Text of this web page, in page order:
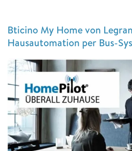
Bticino My Home von
Hausautomation per Bus-